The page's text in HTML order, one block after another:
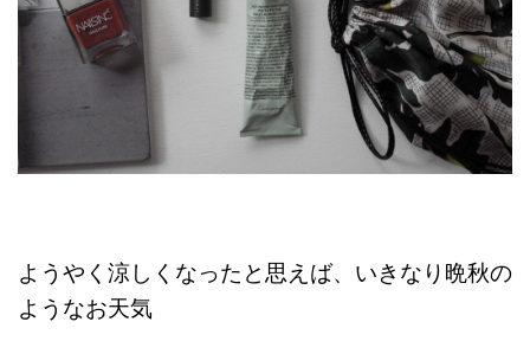
ようやく涼しくなったと思えば、いきなり晩秋の
ようなお天気